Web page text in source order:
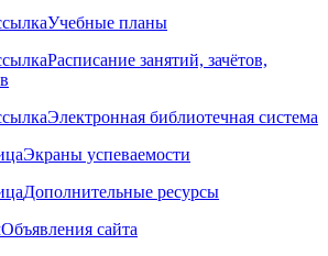
Учебные планы
Расписание занятий, зачётов,
Электронная библиотечная система
Экраны успеваемости
Дополнительные ресурсы
Объявления сайта